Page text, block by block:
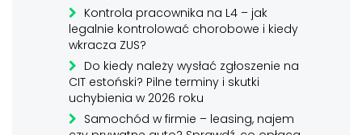
Kontrola pracownika na L4 – jak
legalnie kontrolować chorobowe i kiedy
wkracza ZUS?
Do kiedy należy wysłać zgłoszenie na
CIT estoński? Pilne terminy i skutki
uchybienia w 2026 roku
Samochód w firmie – leasing, najem